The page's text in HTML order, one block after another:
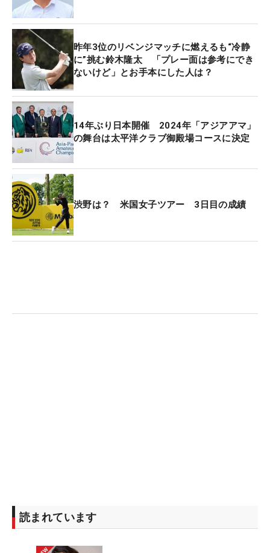
ころだったのに…すごいストレスのかかるボギーで
した」
トータル11オーバー・50位タイからスタートした今
日は、アンダーパーを狙って攻めにいった。理由は
「去年のような順位で戦いたいと意識していました
し、もちろん優勝したいと思って来た」から。それ
は不発に終わった形だが、「こういう風が吹くなか
で、アンダーを狙いすぎるとダメですね」と、いい
勉強になっている。
初日から「76」、「77」、「77」でトータル17オ
ーバーは52位タイ。昨年の成績を考えれば悔しいは
ず。それでも「目標はイーブンに設定して、目の前
の一打に集中したい。こういう経験はなかなかでき
昨年3位のリベンジマッチに燃えるも“冷静
に”挑む鈴木隆太 「プレー面は参考にでき
ないけど」とお手本にした人は？
14年ぶり日本開催 2024年「アジアアマ」
の舞台は太平洋クラブ御殿場コースに決定
渋野は？ 米国女子ツアー 3日目の成績
読まれています